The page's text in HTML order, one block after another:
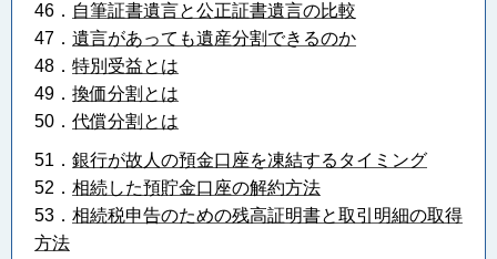
46． 自筆証書遺言と公正証書遺言の比較
47． 遺言があっても遺産分割できるのか
48． 特別受益とは
49． 換価分割とは
50． 代償分割とは
51． 銀行が故人の預金口座を凍結するタイミング
52． 相続した預貯金口座の解約方法
53． 相続税申告のための残高証明書と取引明細の取得
方法